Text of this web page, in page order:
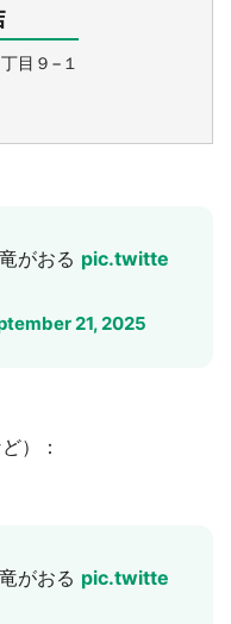
目９−１
がおる pic.twitte
21, 2025
）：
がおる pic.twitte